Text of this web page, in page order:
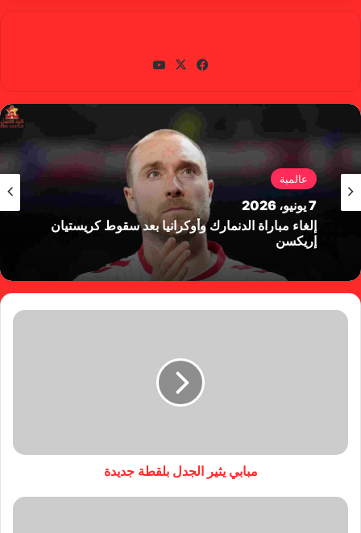
في
وك
X
عالمية
7 يونيو، 2026
إلغاء مباراة الدنمارك وأوكرانيا بعد سقوط كريستيان
إريكسن
مبابي يثير الجدل بلقطة جديدة